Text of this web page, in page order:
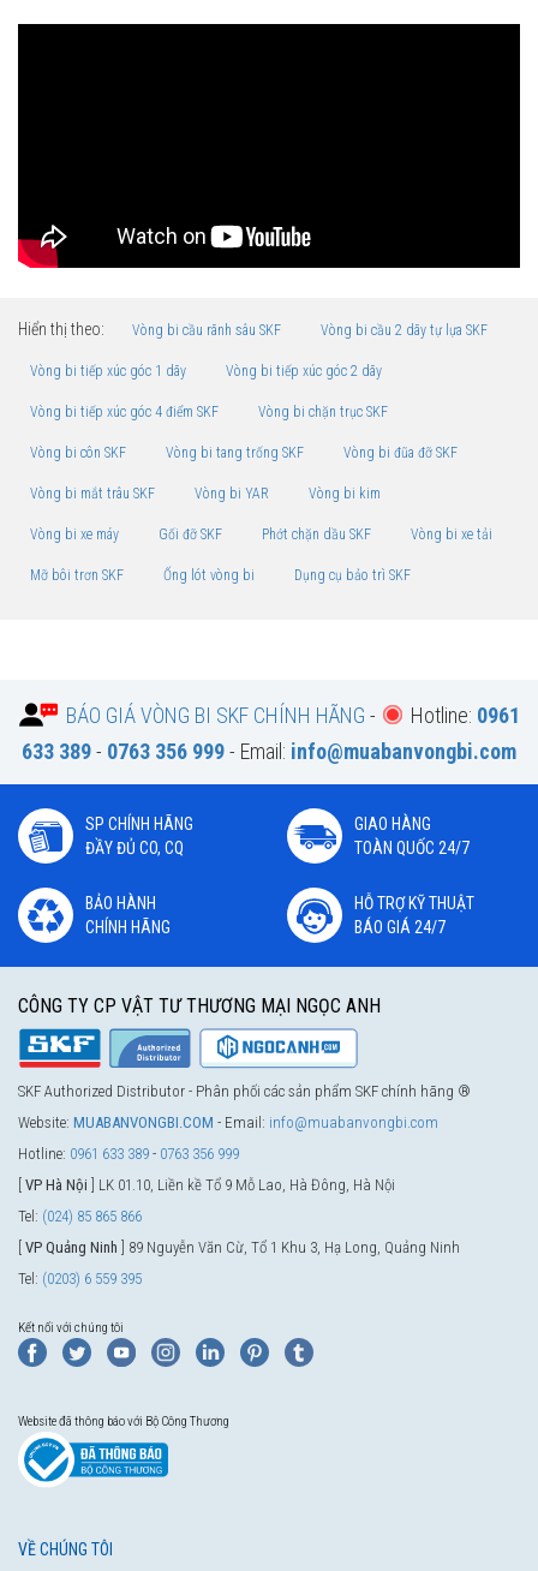
Hiển thị theo: Vòng bi cầu rãnh sâu SKF Vòng bi cầu 2 dãy tự lựa SKF
Vòng bi tiếp xúc góc 1 dãy Vòng bi tiếp xúc góc 2 dãy
Vòng bi tiếp xúc góc 4 điểm SKF Vòng bi chặn trục SKF
Vòng bi côn SKF Vòng bi tang trống SKF Vòng bi đũa đỡ SKF
Vòng bi mắt trâu SKF Vòng bi YAR Vòng bi kim
Vòng bi xe máy Gối đỡ SKF Phớt chặn dầu SKF Vòng bi xe tải
Mỡ bôi trơn SKF Ống lót vòng bi Dụng cụ bảo trì SKF
BÁO GIÁ VÒNG BI SKF CHÍNH HÃNG - Hotline: 0961
633 389- 0763 356 999- Email: info@muabanvongbi.com
SP CHÍNH HÃNG
ĐẦY ĐỦ CO, CQ
GIAO HÀNG
TOÀN QUỐC 24/7
BẢO HÀNH
CHÍNH HÃNG
HỖ TRỢ KỸ THUẬT
BÁO GIÁ 24/7
CÔNG TY CP VẬT TƯ THƯƠNG MẠI NGỌC ANH
SKF Authorized Distributor - Phân phối các sản phẩm SKF chính hãng ®
Website: MUABANVONGBI.COM - Email: info@muabanvongbi.com
Hotline: 0961 633 389 - 0763 356 999
[ VP Hà Nội ] LK 01.10, Liền kề Tổ 9 Mỗ Lao, Hà Đông, Hà Nội
Tel: (024) 85 865 866
[ VP Quảng Ninh ] 89 Nguyễn Văn Cừ, Tổ 1 Khu 3, Hạ Long, Quảng Ninh
Tel: (0203) 6 559 395
Kết nối với chúng tôi
Website đã thông báo với Bộ Công Thương
VỀ CHÚNG TÔI